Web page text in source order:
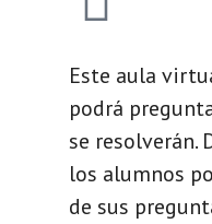
Este aula
podrá
se resolverán.
los alumnos
de sus